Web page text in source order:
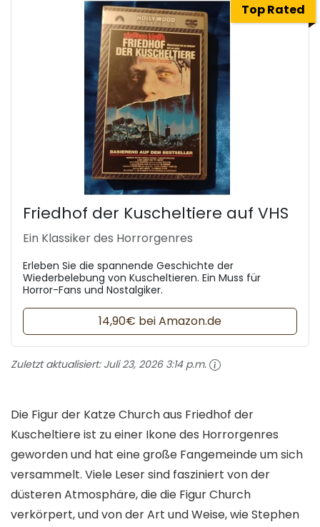
Top Rated
Friedhof der Kuscheltiere auf VHS
Ein Klassiker des Horrorgenres
Erleben Sie die spannende Geschichte der
Wiederbelebung von Kuscheltieren. Ein Muss für
Horror-Fans und Nostalgiker.
14,90€ bei Amazon.de
Zuletzt aktualisiert: Juli 23, 2026 3:14 p.m.
Die Figur der Katze Church aus Friedhof der
Kuscheltiere ist zu einer Ikone des Horrorgenres
geworden und hat eine große Fangemeinde um sich
versammelt. Viele Leser sind fasziniert von der
düsteren Atmosphäre, die die Figur Church
verkörpert, und von der Art und Weise, wie Stephen